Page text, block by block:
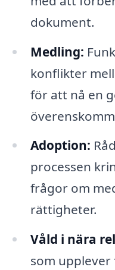
dokument.
Medling:
konflikter
för att nå en
Adoption:
processen
frågor om
rättigheter.
Våld i nära
som upplever